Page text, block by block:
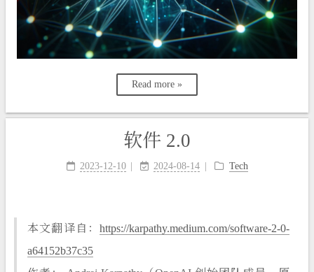
Read more »
软件 2.0
2023-12-10 2024-08-14 Tech
本文翻译自： https://karpathy.medium.com/software-2-0-
a64152b37c35